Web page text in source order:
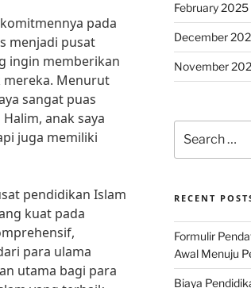
pada
menjadi pusat
ingin memberikan
mereka. Menurut
sangat puas
anak saya
juga memiliki
pendidikan Islam
kuat pada
para ulama
utama bagi para
February 2025
December
November
for:
RECENT
Formulir
Awal Menuju
Biaya